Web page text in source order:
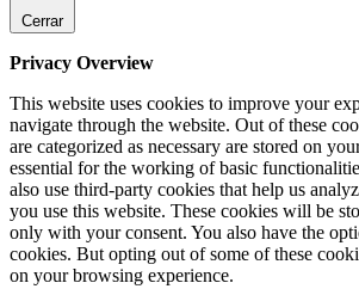
Cerrar
Privacy Overview
This website uses cookies to improve your
navigate through the website. Out of these
are categorized as necessary are stored on
essential for the working of basic
also use third-party cookies that help us
you use this website. These cookies will be
only with your consent. You also have the
cookies. But opting out of some of these
on your browsing experience.